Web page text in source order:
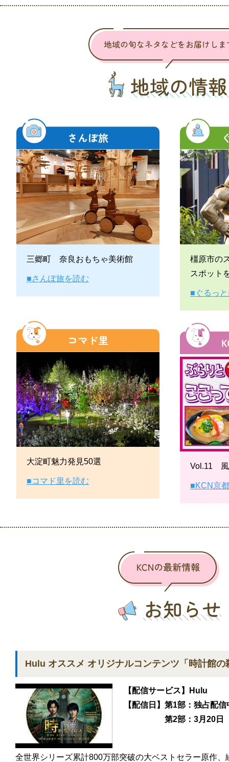
三郷町 奈良おもちゃ美術館
■さんぽ旅を読む
橿原市の
スポット
■ぐるっ
大淀町魅力発見50選
■コマド里を読む
Vol.11 風
■KCN京
Hulu オススメ オリジナルコンテンツ「時計館の
【配信サービス】Hulu
【配信日】第1部：独占配信
第2部：3月20日（金
全世界シリーズ累計800万部突破の大ベストセラー原作